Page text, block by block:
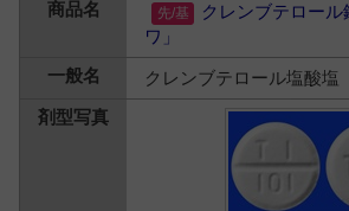
クレンブテロー
ワ」
クレンブテロール塩酸塩